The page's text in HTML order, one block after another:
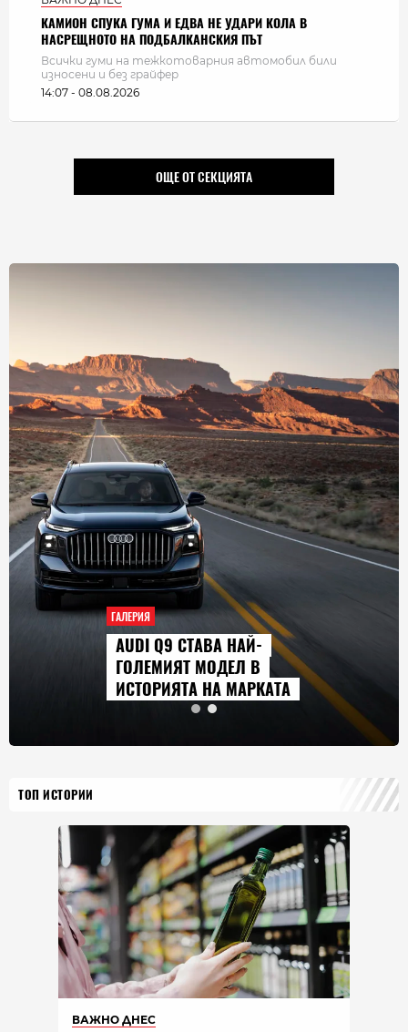
КАМИОН СПУКА ГУМА И ЕДВА НЕ УДАРИ КОЛА В
НАСРЕЩНОТО НА ПОДБАЛКАНСКИЯ ПЪТ
Всички гуми на тежкотоварния автомобил били
износени и без грайфер
14:07 - 08.08.2026
ОЩЕ ОТ СЕКЦИЯТА
ГАЛЕРИЯ
AUDI Q9 СТАВА НАЙ-
ГОЛЕМИЯТ МОДЕЛ В
ИСТОРИЯТА НА МАРКАТА
ТОП ИСТОРИИ
ВАЖНО ДНЕС